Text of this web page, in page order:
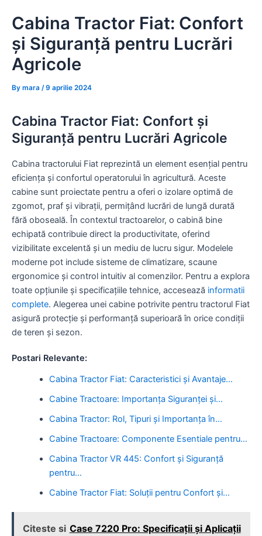
content
Cabina Tractor Fiat: Confort
și Siguranță pentru Lucrări
Agricole
By mara /9 aprilie 2024
Cabina Tractor Fiat: Confort și
Siguranță pentru Lucrări Agricole
Cabina tractorului Fiat reprezintă un element esențial pentru
eficiența și confortul operatorului în agricultură. Aceste
cabine sunt proiectate pentru a oferi o izolare optimă de
zgomot, praf și vibrații, permițând lucrări de lungă durată
fără oboseală. În contextul tractoarelor, o cabină bine
echipată contribuie direct la productivitate, oferind
vizibilitate excelentă și un mediu de lucru sigur. Modelele
moderne pot include sisteme de climatizare, scaune
ergonomice și control intuitiv al comenzilor. Pentru a explora
toate opțiunile și specificațiile tehnice, accesează informatii
complete. Alegerea unei cabine potrivite pentru tractorul Fiat
asigură protecție și performanță superioară în orice condiții
de teren și sezon.
Postari Relevante:
Cabina Tractor Fiat: Caracteristici și Avantaje…
Cabine Tractoare: Importanța Siguranței și…
Cabina Tractor: Rol, Tipuri și Importanța în…
Cabine Tractoare: Componente Esentiale pentru…
Cabina Tractor VR 445: Confort și Siguranță
pentru…
Cabine Tractor Fiat: Soluții pentru Confort și…
Citeste si Case 7220 Pro: Specificații și Aplicații